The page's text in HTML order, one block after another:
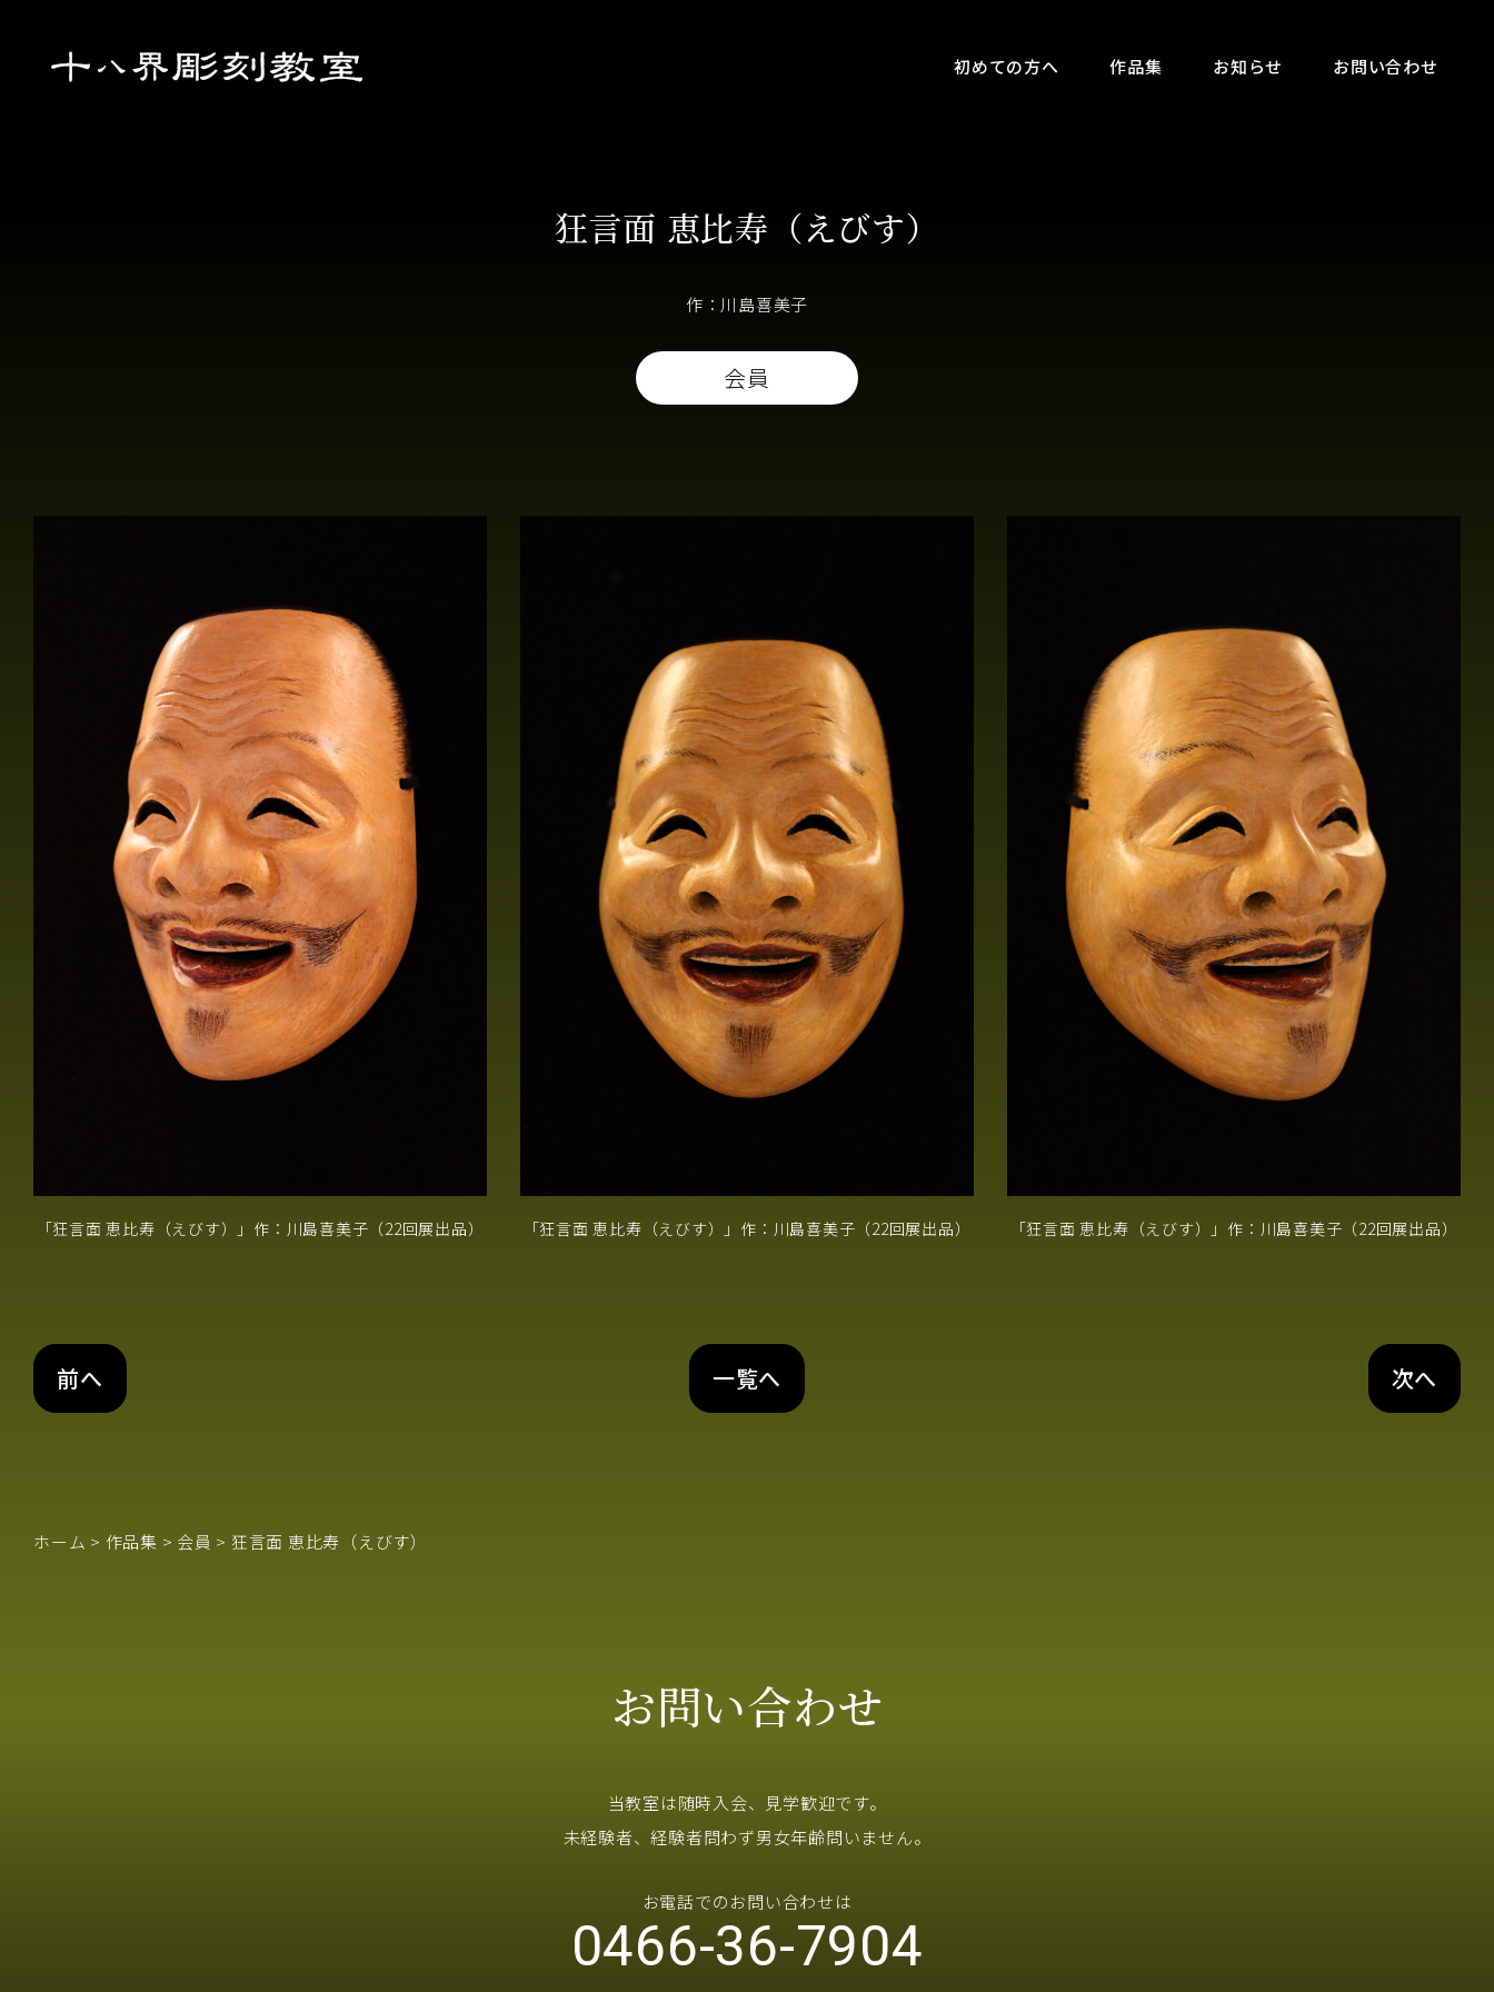
初めての方へ 作品集 お知らせ お問い合わせ
狂言面 恵比寿（えびす）
作：川島喜美子
会員
「狂言面 恵比寿（えびす）」作：川島喜美子（22回展出品） 「狂言面 恵比寿（えびす）」作：川島喜美子（22回展出品） 「狂言面 恵比寿（えびす）」作：川島喜美子（22回展出品）
前へ 一覧へ 次へ
ホーム > 作品集 > 会員 > 狂言面 恵比寿（えびす）
お問い合わせ
当教室は随時入会、見学歓迎です。
未経験者、経験者問わず男女年齢問いません。
お電話でのお問い合わせは
0466-36-7904